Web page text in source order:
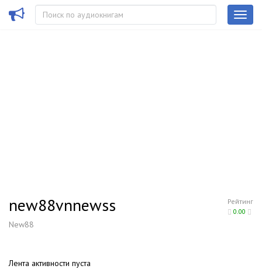
Рейтинг
0.00
new88vnnewss
New88
Лента активности пуста